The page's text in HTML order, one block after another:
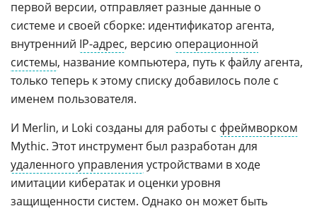
первой версии, отправляет разные данные о
системе и своей сборке: идентификатор агента,
внутренний IP-адрес, версию операционной
системы, название компьютера, путь к файлу агента,
только теперь к этому списку добавилось поле с
именем пользователя.
И Merlin, и Loki созданы для работы с фреймворком
Mythic. Этот инструмент был разработан для
удаленного управления устройствами в ходе
имитации кибератак и оценки уровня
защищенности систем. Однако он может быть